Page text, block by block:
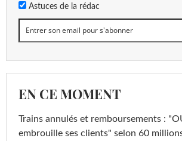
Astuces de la rédac
EN CE MOMENT
Trains annulés et remboursements :
embrouille ses clients" selon 60